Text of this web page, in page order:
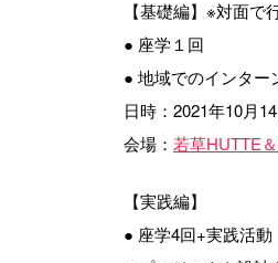
【基礎編】※対面
● 座学１回
● 地域でのインター
日時：2021年10月
会場： 若草HUTTE
【実践編】
● 座学4回+実践活動